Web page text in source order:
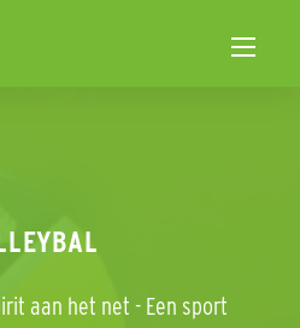
aan het net - Een sport